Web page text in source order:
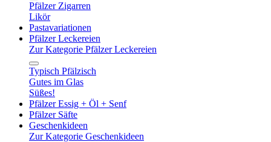
Pfälzer Zigarren
Likör
Pastavariationen
Pfälzer Leckereien
Zur Kategorie Pfälzer Leckereien
Typisch Pfälzisch
Gutes im Glas
Süßes!
Pfälzer Essig + Öl + Senf
Pfälzer Säfte
Geschenkideen
Zur Kategorie Geschenkideen